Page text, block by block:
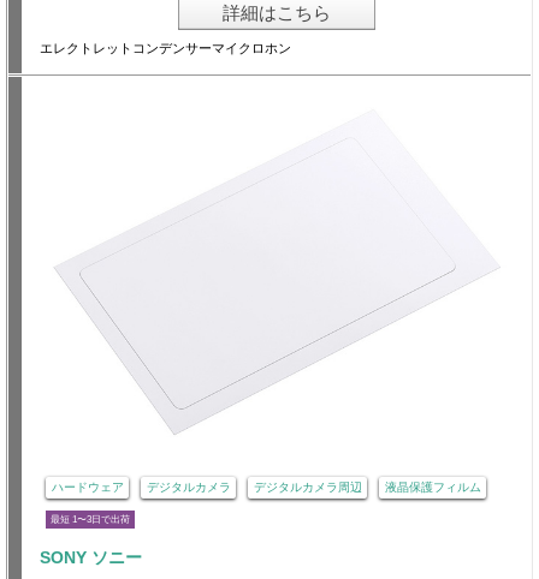
詳細はこちら
エレクトレットコンデンサーマイクロホン
ハードウェア デジタルカメラ デジタルカメラ周辺 液晶保護フィルム
最短 1〜3日で出荷
SONY ソニー